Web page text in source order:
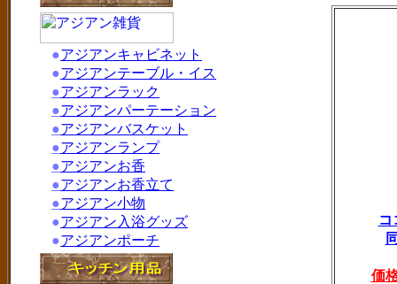
コ
価
●アジアンキャビネット
●アジアンテーブル・イス
●アジアンラック
●アジアンパーテーション
●アジアンバスケット
●アジアンランプ
●アジアンお香
●アジアンお香立て
●アジアン小物
●アジアン入浴グッズ
●アジアンポーチ